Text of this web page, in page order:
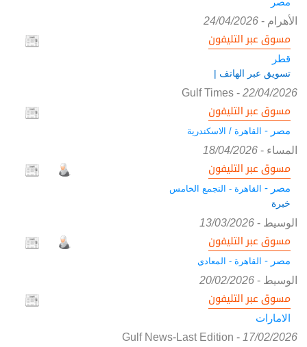
الأهرام -
24/04/2026
مسوق عبر التليفون
قطر
تسويق عبر الهاتف |
Gulf Times- 22/04/2026
مسوق عبر التليفون
مصر - القاهرة / الاسكندرية
المساء -
18/04/2026
مسوق عبر التليفون
مصر - القاهرة - التجمع الخامس
خبرة
الوسيط -
13/03/2026
مسوق عبر التليفون
مصر - القاهرة - المعادي
الوسيط -
20/02/2026
مسوق عبر التليفون
الامارات
Gulf News-Last Edition - 17/02/2026